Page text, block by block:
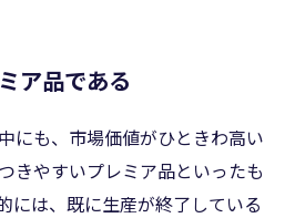
ア品である
にも、市場価値がひときわ高い
きやすいプレミア品といったも
には、既に生産が終了している